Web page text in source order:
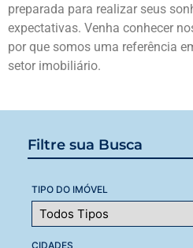
Filtre sua Busca
TIPO DO IMÓVEL
CIDADES
preparada para realizar seus
expectativas. Venha conhecer
por que somos uma referência
setor imobiliário.